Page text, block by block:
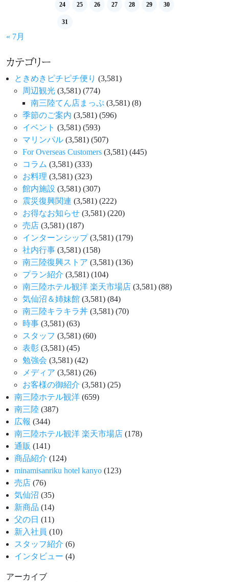
24 25 26 27 28 29 30
31
« 7月
カテゴリー
ときめきピチピチ便り (3,581)
周辺観光 (3,581) (774)
南三陸てん店まっぷ (3,581) (8)
季節のご案内 (3,581) (596)
イベント (3,581) (593)
マリンパル (3,581) (507)
For Overseas Customers (3,581) (445)
コラム (3,581) (333)
お料理 (3,581) (323)
館内施設 (3,581) (307)
震災復興関連 (3,581) (222)
お得なお知らせ (3,581) (220)
売店 (3,581) (187)
インターンシップ(3,581) (179)
社内行事 (3,581) (158)
南三陸復興ストア (3,581) (136)
プラン紹介 (3,581) (104)
南三陸ホテル観洋 楽天市場店 (3,581) (88)
気仙沼＆姉妹館 (3,581) (84)
南三陸キラキラ丼 (3,581) (70)
時事 (3,581) (63)
スタッフ (3,581) (60)
表彰 (3,581) (45)
勉強会 (3,581) (42)
メディア (3,581) (26)
お客様の御紹介 (3,581) (25)
南三陸ホテル観洋 (659)
南三陸 (387)
広報 (344)
南三陸ホテル観洋 楽天市場店 (178)
通販 (141)
商品紹介 (124)
minamisanriku hotel kanyo (123)
売店 (76)
気仙沼 (35)
新商品 (14)
父の日 (11)
新入社員 (10)
スタッフ紹介 (6)
インタビュー (4)
アーカイブ